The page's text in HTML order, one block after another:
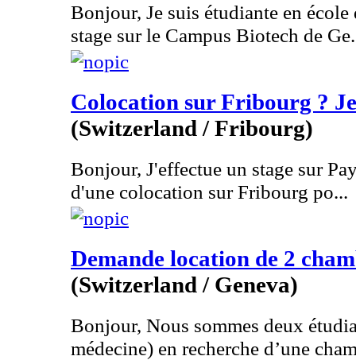
Bonjour, Je suis étudiante en
stage sur le Campus Biotech de
Colocation sur Fribourg ?
(Switzerland / Fribourg)
Bonjour, J'effectue un stage sur
d'une colocation sur Fribourg po...
Demande location de 2
(Switzerland / Geneva)
Bonjour, Nous sommes deux
médecine) en recherche d’une